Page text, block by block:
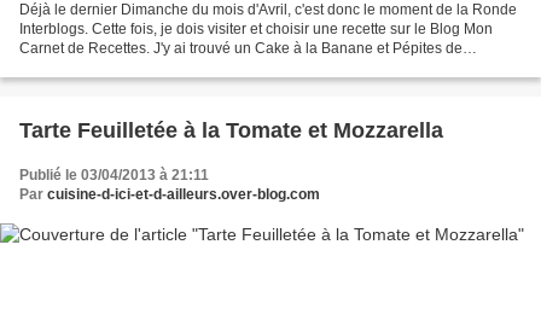
Déjà le dernier Dimanche du mois d'Avril, c'est donc le moment de la Ronde
Interblogs. Cette fois, je dois visiter et choisir une recette sur le Blog Mon
Carnet de Recettes. J'y ai trouvé un Cake à la Banane et Pépites de
Tarte Feuilletée à la Tomate et Mozzarella
Publié le 03/04/2013 à 21:11
Par cuisine-d-ici-et-d-ailleurs.over-blog.com